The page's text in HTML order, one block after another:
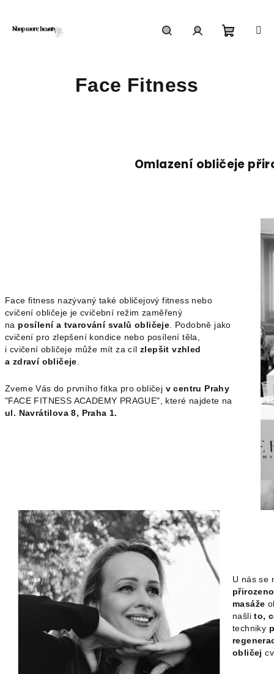
Face Fitness
Omlazení obličeje
Face fitness nazývaný také obličejový fitness nebo
cvičení obličeje je cvičební režim zaměřený
na posílení a tvarování svalů obličeje . Podobně jako
cvičení pro zlepšení kondice nebo posílení těla,
i cvičení obličeje může mít za cíl zlepšit vzhled
a zdraví obličeje
Zveme Vás do prvního fitka pro obličej v centru Prahy
"FACE FITNESS ACADEMY PRAGUE", které najdete na
ul. Navrátilova 8, Praha 1.
U nás se
masáže
našlito,
techniky
obličej